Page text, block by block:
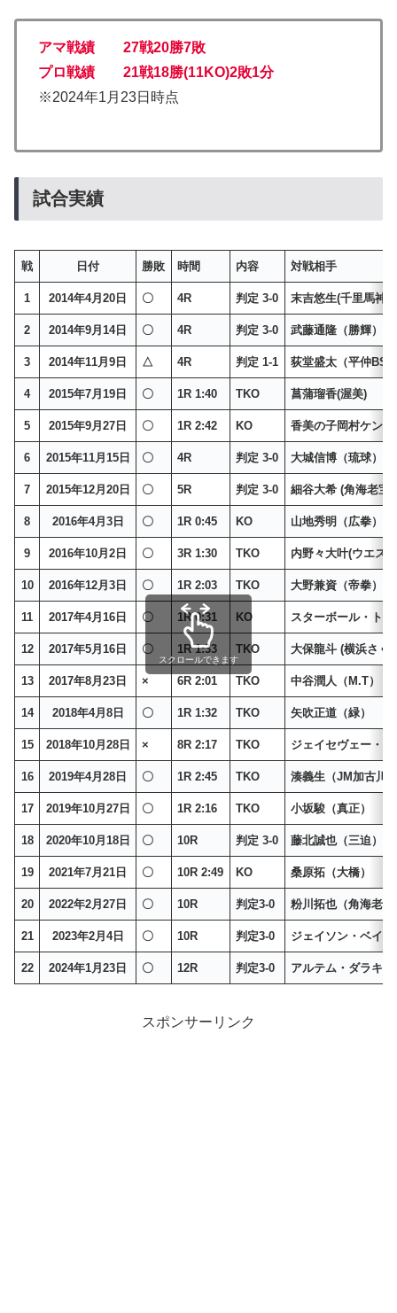
アマ戦績 27戦20勝7敗
プロ戦績 21戦18勝(11KO)2敗1分
※2024年1月23日時点
試合実績
戦 日付 勝敗 時間 内容 対戦相手
1 2014年4月20日 〇 4R 判定 3-0 末吉悠生(千里馬神
2 2014年9月14日 〇 4R 判定 3-0 武藤通隆（勝輝）
3 2014年11月9日 △ 4R 判定 1-1 荻堂盛太（平仲BS
4 2015年7月19日 〇 1R 1:40 TKO 菖蒲瑠香(渥美)
5 2015年9月27日 〇 1R 2:42 KO 香美の子岡村ケン
6 2015年11月15日 〇 4R 判定 3-0 大城信博（琉球）
7 2015年12月20日 〇 5R 判定 3-0 細谷大希 (角海老宝
8 2016年4月3日 〇 1R 0:45 KO 山地秀明（広拳）
9 2016年10月2日 〇 3R 1:30 TKO 内野々大叶(ウエス
10 2016年12月3日 〇 1R 2:03 TKO 大野兼資（帝拳）
11 2017年4月16日 〇 1R 0:31 KO スターボール・ト
12 2017年5月16日 〇 1R 1:33 TKO 大保龍斗 (横浜さく
13 2017年8月23日 × 6R 2:01 TKO 中谷潤人（M.T）
14 2018年4月8日 〇 1R 1:32 TKO 矢吹正道（緑）
15 2018年10月28日 × 8R 2:17 TKO ジェイセヴェー・
16 2019年4月28日 〇 1R 2:45 TKO 湊義生（JM加古川
17 2019年10月27日 〇 1R 2:16 TKO 小坂駿（真正）
18 2020年10月18日 〇 10R 判定 3-0 藤北誠也（三迫）
19 2021年7月21日 〇 10R 2:49 KO 桑原拓（大橋）
20 2022年2月27日 〇 10R 判定3-0 粉川拓也（角海老
21 2023年2月4日 〇 10R 判定3-0 ジェイソン・ベイソ
22 2024年1月23日 〇 12R 判定3-0 アルテム・ダラキア
スクロールできます
スポンサーリンク